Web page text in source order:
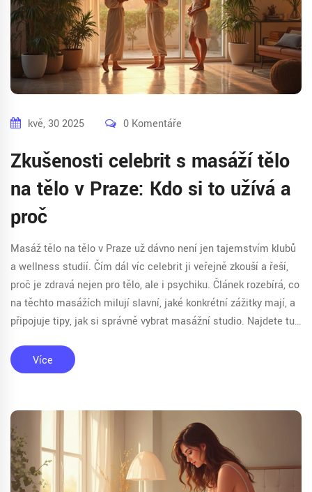
kvě, 30 2025 0 Komentáře
Zkušenosti celebrit s masáží tělo
na tělo v Praze: Kdo si to užívá a
proč
Masáž tělo na tělo v Praze už dávno není jen tajemstvím klubů
a wellness studií. Čím dál víc celebrit ji veřejně zkouší a řeší,
proč je zdravá nejen pro tělo, ale i psychiku. Článek rozebírá, co
na těchto masážích milují slavní, jaké konkrétní zážitky mají, a
připojuje tipy, jak si správně vybrat masážní studio. Najdete tu i
první návštěvě.
Více